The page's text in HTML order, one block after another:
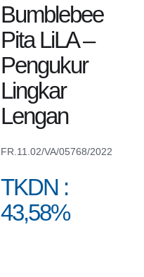
Bumblebee
Pita LiLA –
Pengukur
Lingkar
Lengan
FR.11.02/VA/05768/2022
TKDN :
43,58%